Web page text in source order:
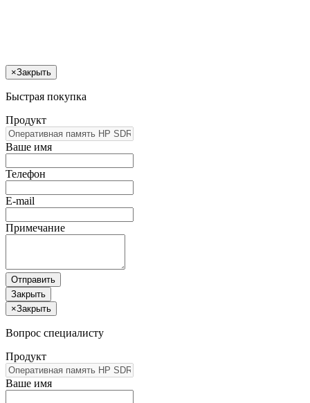
×Закрыть
Быстрая покупка
Продукт
Ваше имя
Телефон
E-mail
Примечание
Отправить
Закрыть
×Закрыть
Вопрос специалисту
Продукт
Ваше имя